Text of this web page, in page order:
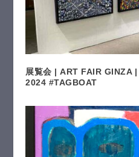
展覧会 | ART FAIR GINZA
2024 #TAGBOAT